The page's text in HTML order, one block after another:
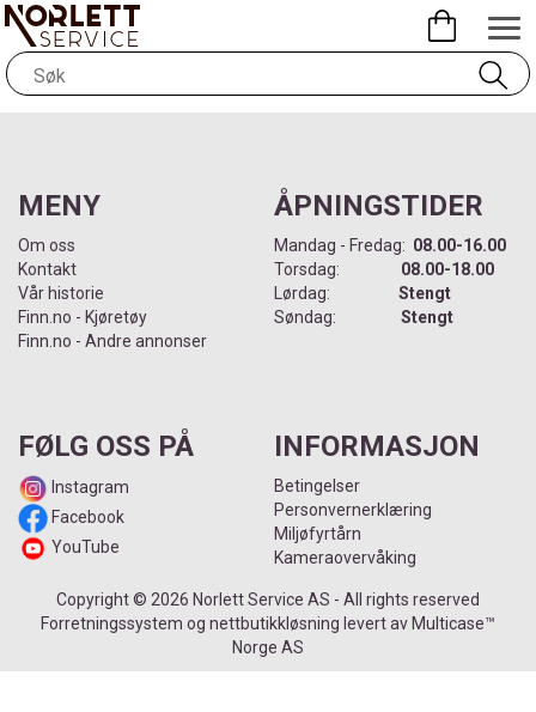
MENY
Om oss
Kontakt
Vår historie
Finn.no - Kjøretøy
Finn.no - Andre annonser
ÅPNINGSTIDER
Mandag - Fredag: 08.00-16.00
Torsdag: 08.00-18.00
Lørdag: Stengt
Søndag: Stengt
FØLG OSS PÅ
Instagram
Facebook
YouTube
INFORMASJON
Betingelser
Personvernerklæring
Miljøfyrtårn
Kameraovervåking
Copyright © 2026 Norlett Service AS - All rights reserved
Forretningssystem og nettbutikkløsning levert av Multicase™
Norge AS